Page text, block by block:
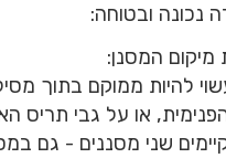
נכונה ובטוחה:
מיקום המסנן:
להיות ממוקם בתוך
או על גבי תריס
שני מסננים - גם